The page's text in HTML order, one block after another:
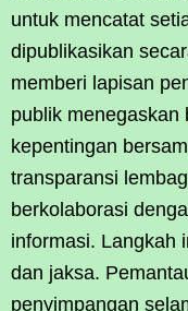
untuk mencatat
dipublikasikan
memberi lapisan
publik menegaskan
kepentingan
transparansi
berkolaborasi
informasi. Langkah
dan jaksa.
penyimpangan